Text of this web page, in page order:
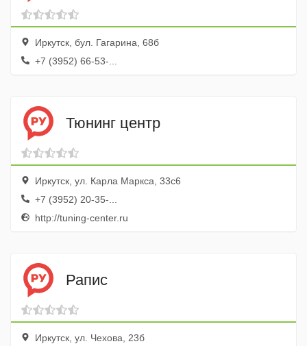
Иркутск, бул. Гагарина, 68б
+7 (3952) 66-53-...
Тюнинг центр
Иркутск, ул. Карла Маркса, 33с6
+7 (3952) 20-35-...
http://tuning-center.ru
Рапис
Иркутск, ул. Чехова, 23б